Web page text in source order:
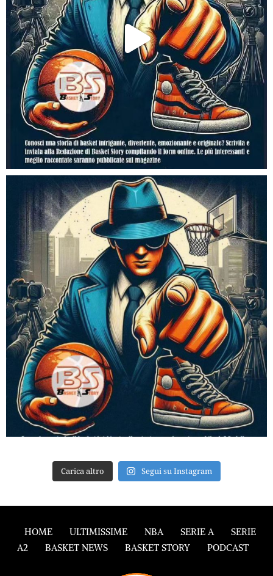
Carica altro Segui su Instagram
HOME ULTIMISSIME NBA SERIE A
SERIE
A2
BASKET NEWS BASKET STORY PODCAST